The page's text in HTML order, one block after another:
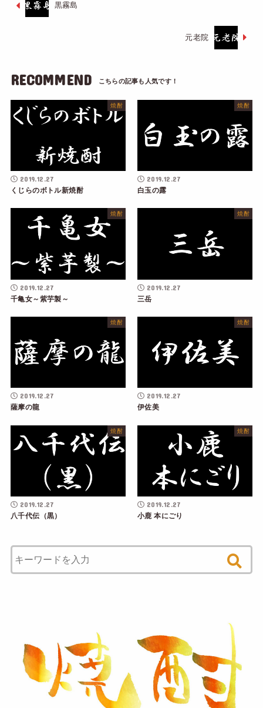
黒霧島
元老院
RECOMMEND
焼酎
2019.12.27
くじらのボトル新焼酎
焼酎
2019.12.27
白玉の露
焼酎
2019.12.27
千亀女～紫芋製～
焼酎
2019.12.27
三岳
焼酎
2019.12.27
薩摩の龍
焼酎
2019.12.27
伊佐美
焼酎
2019.12.27
八千代伝（黒）
焼酎
2019.12.27
小鹿 本にごり